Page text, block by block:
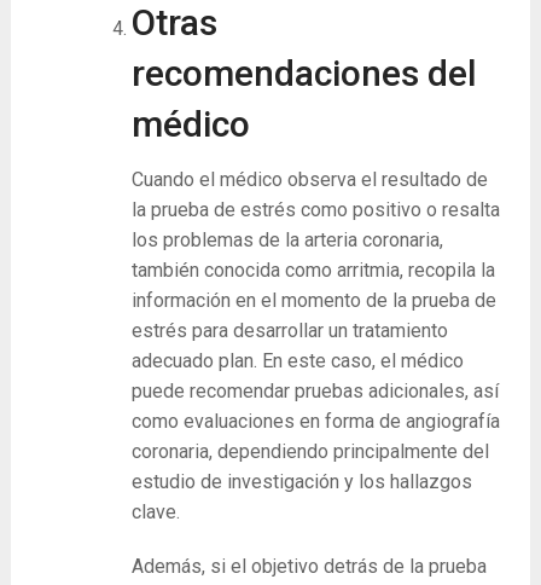
Otras
recomendaciones del
médico
Cuando el médico observa el resultado de
la prueba de estrés como positivo o resalta
los problemas de la arteria coronaria,
también conocida como arritmia, recopila la
información en el momento de la prueba de
estrés para desarrollar un tratamiento
adecuado plan. En este caso, el médico
puede recomendar pruebas adicionales, así
como evaluaciones en forma de angiografía
coronaria, dependiendo principalmente del
estudio de investigación y los hallazgos
clave.
Además, si el objetivo detrás de la prueba